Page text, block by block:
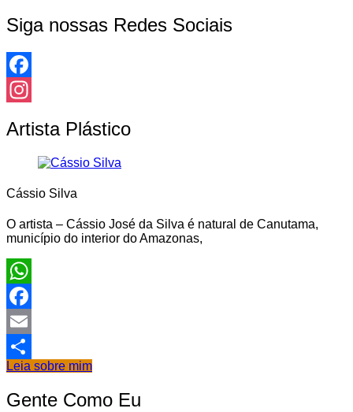
Siga nossas Redes Sociais
Facebook
Artista Plástico
Cássio Silva
O artista – Cássio José da Silva é natural de Canutama,
município do interior do Amazonas,
WhatsApp
Facebook
Email
Share
Leia sobre mim
Gente Como Eu